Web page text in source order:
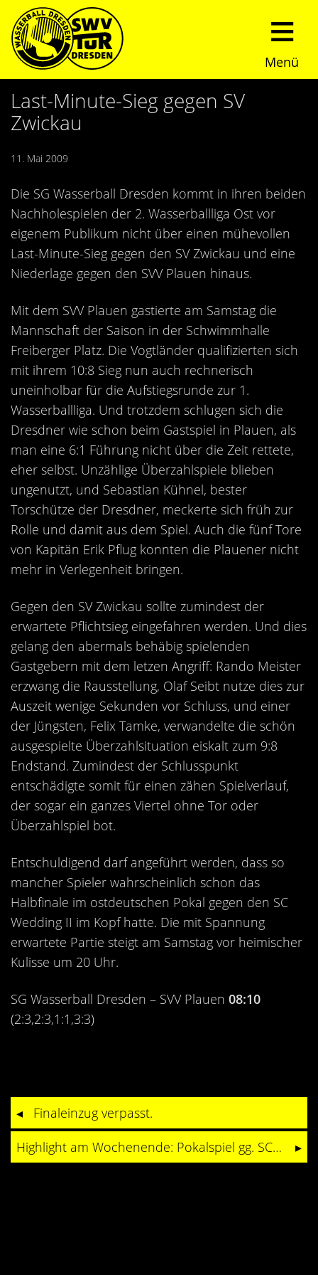
Menü
Start
Trainingszeiten
Sommerturnier
Presseberichte
Fotos
Videos
Bekleidung
News
Nachwuchs
Fundraising
Kontakt
Last-Minute-Sieg gegen SV
Zwickau
11. Mai 2009
Die SG Wasserball Dresden kommt in ihren beiden
Nachholespielen der 2. Wasserballliga Ost vor
eigenem Publikum nicht über einen mühevollen
Last-Minute-Sieg gegen den SV Zwickau und eine
Niederlage gegen den SVV Plauen hinaus.
Mit dem SVV Plauen gastierte am Samstag die
Mannschaft der Saison in der Schwimmhalle
Freiberger Platz. Die Vogtländer qualifizierten sich
mit ihrem 10:8 Sieg nun auch rechnerisch
uneinholbar für die Aufstiegsrunde zur 1.
Wasserballliga. Und trotzdem schlugen sich die
Dresdner wie schon beim Gastspiel in Plauen, als
man eine 6:1 Führung nicht über die Zeit rettete,
eher selbst. Unzählige Überzahlspiele blieben
ungenutzt, und Sebastian Kühnel, bester
Torschütze der Dresdner, meckerte sich früh zur
Rolle und damit aus dem Spiel. Auch die fünf Tore
von Kapitän Erik Pflug konnten die Plauener nicht
mehr in Verlegenheit bringen.
Gegen den SV Zwickau sollte zumindest der
erwartete Pflichtsieg eingefahren werden. Und dies
gelang den abermals behäbig spielenden
Gastgebern mit dem letzen Angriff: Rando Meister
erzwang die Rausstellung, Olaf Seibt nutze dies zur
Auszeit wenige Sekunden vor Schluss, und einer
der Jüngsten, Felix Tamke, verwandelte die schön
ausgespielte Überzahlsituation eiskalt zum 9:8
Endstand. Zumindest der Schlusspunkt
entschädigte somit für einen zähen Spielverlauf,
der sogar ein ganzes Viertel ohne Tor oder
Überzahlspiel bot.
Entschuldigend darf angeführt werden, dass so
mancher Spieler wahrscheinlich schon das
Halbfinale im ostdeutschen Pokal gegen den SC
Wedding II im Kopf hatte. Die mit Spannung
erwartete Partie steigt am Samstag vor heimischer
Kulisse um 20 Uhr.
SG Wasserball Dresden – SVV Plauen 08:10
(2:3,2:3,1:1,3:3)
Finaleinzug verpasst.
Highlight am Wochenende: Pokalspiel gg. SC Wedding II